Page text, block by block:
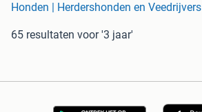
Honden | Herdershonden en Veedrijvers
65 resultaten voor '3 jaar'